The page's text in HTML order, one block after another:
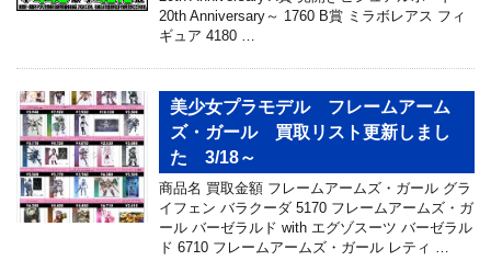
20th Anniversary～ 1760 B賞 ミラボレアス フィ
ギュア 4180 …
美少女プラモデル フレームアーム
ズ・ガール 買取リスト更新しまし
た 3/18～
商品名 買取金額 フレームアームズ・ガール グラ
イフェン バラクーダ 5170 フレームアームズ・ガ
ール バーゼラルド with エグゾスーツ バーゼラル
ド 6710 フレームアームズ・ガール レティ …